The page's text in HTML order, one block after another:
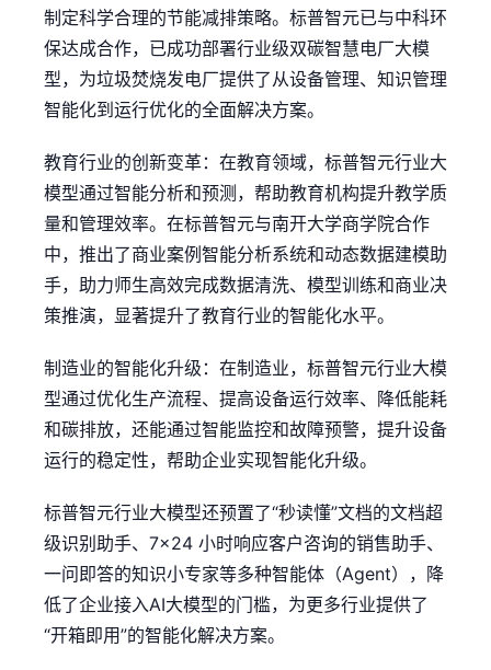
制定科学合理的节能减排策略。标普智元已与中科环
保达成合作，已成功部署行业级双碳智慧电厂大模
型，为垃圾焚烧发电厂提供了从设备管理、知识管理
智能化到运行优化的全面解决方案。
教育行业的创新变革：在教育领域，标普智元行业大
模型通过智能分析和预测，帮助教育机构提升教学质
量和管理效率。在标普智元与南开大学商学院合作
中，推出了商业案例智能分析系统和动态数据建模助
手，助力师生高效完成数据清洗、模型训练和商业决
策推演，显著提升了教育行业的智能化水平。
制造业的智能化升级：在制造业，标普智元行业大模
型通过优化生产流程、提高设备运行效率、降低能耗
和碳排放，还能通过智能监控和故障预警，提升设备
运行的稳定性，帮助企业实现智能化升级。
标普智元行业大模型还预置了“秒读懂”文档的文档超
级识别助手、7×24 小时响应客户咨询的销售助手、
一问即答的知识小专家等多种智能体（Agent），降
低了企业接入AI大模型的门槛，为更多行业提供了
“开箱即用”的智能化解决方案。